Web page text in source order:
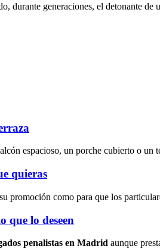
durante generaciones, el detonante
espacioso, un porche cubierto o
quieras
promoción como para que los
que lo deseen
penalistas en Madrid aunque